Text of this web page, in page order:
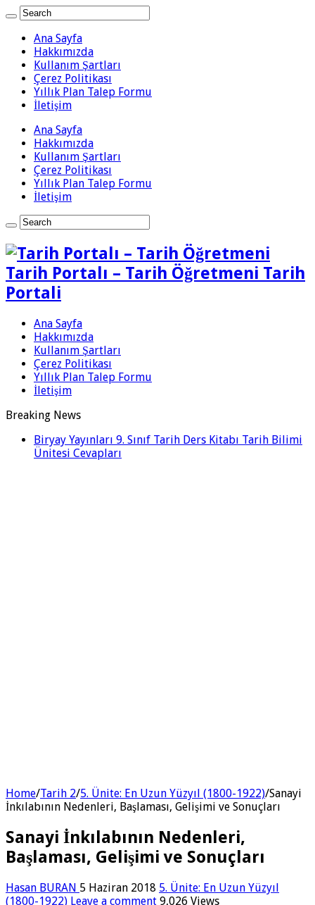
Ana Sayfa
Hakkımızda
Kullanım Şartları
Çerez Politikası
Yıllık Plan Talep Formu
İletişim
Ana Sayfa
Hakkımızda
Kullanım Şartları
Çerez Politikası
Yıllık Plan Talep Formu
İletişim
Tarih Portalı – Tarih Öğretmeni Tarih
Portali
Ana Sayfa
Hakkımızda
Kullanım Şartları
Çerez Politikası
Yıllık Plan Talep Formu
İletişim
Breaking News
Biryay Yayınları 9. Sınıf Tarih Ders Kitabı Tarih Bilimi
Ünitesi Cevapları
Home/Tarih 2/5. Ünite: En Uzun Yüzyıl (1800-1922)/Sanayi
İnkılabının Nedenleri, Başlaması, Gelişimi ve Sonuçları
Sanayi İnkılabının Nedenleri,
Başlaması, Gelişimi ve Sonuçları
Hasan BURAN 5 Haziran 2018 5. Ünite: En Uzun Yüzyıl
(1800-1922) Leave a comment 9,026 Views